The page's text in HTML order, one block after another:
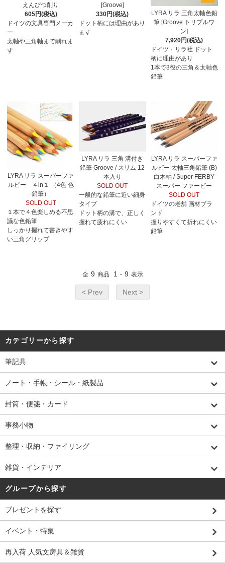
えんぴつ削り
605円(税込)
ドイツの文具専門メーカ
ー
太軸や三角軸まで削れま
す
[Groove]
330円(税込)
ドット柄には理由があり
ます
LYRA リラ 三角太軸色鉛
筆 [Groove トリプルワ
ン]
7,920円(税込)
ドイツ・リラ社 ドット
柄に理由があり
1本で3役の三角＆太軸色
鉛筆
LYRA リラ スーパーファ
ルビー ４in１ （4色 色
鉛筆）
SOLD OUT
１本で４色楽しめる不思
議な色鉛筆
しっかり握れて書きやす
い三角グリップ
LYRA リラ 三角 溝付き
鉛筆 Groove / スリム 12
本入り
SOLD OUT
一般的な鉛筆に近い細身
タイプ
ドット柄の溝で、正しく
握れて疲れにくい
LYRA リラ スーパーファ
ルビー 太軸三角鉛筆 (B)
白木軸 / Super FERBY
スーパー ファービー
SOLD OUT
ドイツの老舗 画材ブラ
ンド
握りやすくて折れにくい
鉛筆
全 9 商品 1 - 9 表示
< Prev Next >
カテゴリーから探す
筆記具
ノート・手帳・シール・紙製品
封筒・便箋・カード
事務小物
整理・収納・ファイリング
雑貨・インテリア
グループから探す
プレゼントを探す
イベント・特集
再入荷 人気文房具＆雑貨